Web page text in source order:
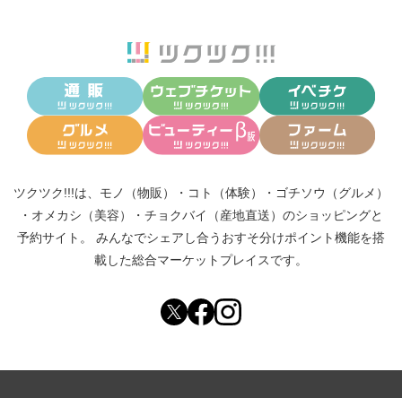
ツクツク!!!は、 モノ（物販） ・ コト（体験） ・ ゴチソウ（グルメ）
・ オメカシ（美容） ・ チョクバイ（産地直送） のショッピングと
予約サイト。
みんなでシェアし合う おすそ分けポイント機能を搭
載した総合マーケットプレイスです。